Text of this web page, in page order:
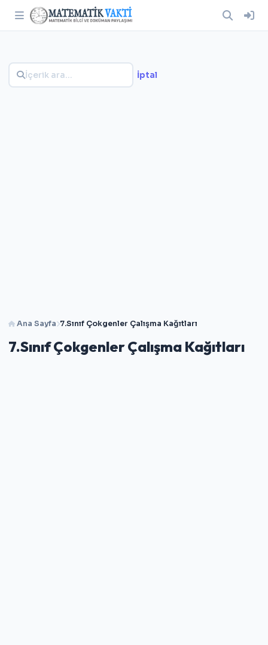
Ana Sayfa 7.Sınıf Çokgenler Çalışma Kağıtları
7.Sınıf Çokgenler Çalışma Kağıtları
İptal